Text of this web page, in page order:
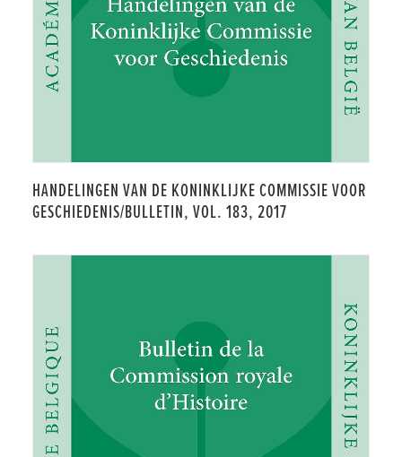
HANDELINGEN VAN DE KONINKLIJKE COMMISSIE VOOR
GESCHIEDENIS/BULLETIN, VOL. 183, 2017